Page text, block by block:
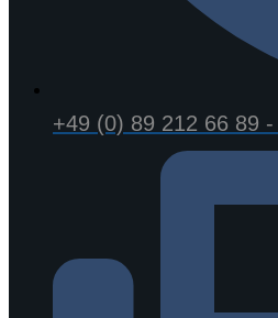
+49 (0) 89 212 66 89 -